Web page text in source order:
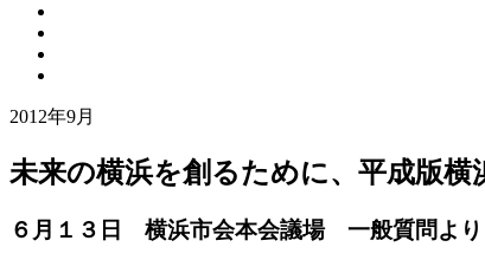
2012年9月
未来の横浜を創るために、平成版横
６月１３日 横浜市会本会議場 一般質問より